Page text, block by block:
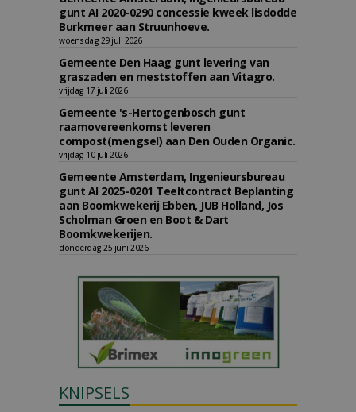
gunt AI 2020-0290 concessie kweek lisdodde
Burkmeer aan Struunhoeve.
woensdag 29 juli 2026
Gemeente Den Haag gunt levering van
graszaden en meststoffen aan Vitagro.
vrijdag 17 juli 2026
Gemeente 's-Hertogenbosch gunt
raamovereenkomst leveren
compost(mengsel) aan Den Ouden Organic.
vrijdag 10 juli 2026
Gemeente Amsterdam, Ingenieursbureau
gunt AI 2025-0201 Teeltcontract Beplanting
aan Boomkwekerij Ebben, JUB Holland, Jos
Scholman Groen en Boot & Dart
Boomkwekerijen.
donderdag 25 juni 2026
KNIPSELS